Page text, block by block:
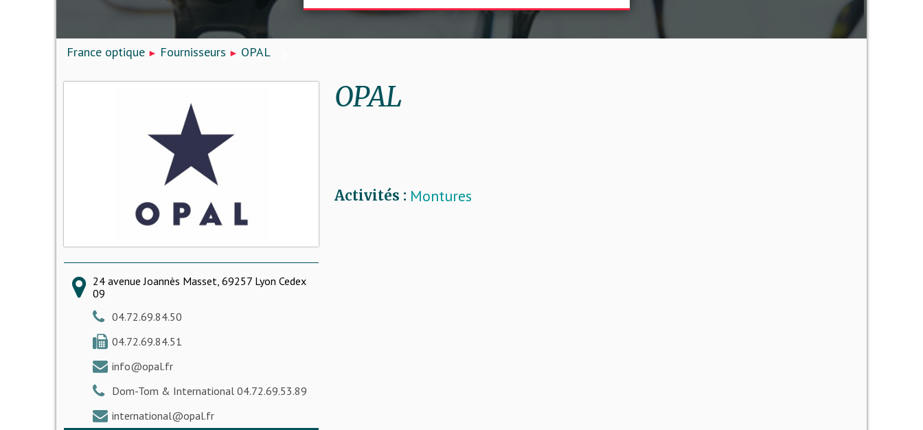
France optique Fournisseurs OPAL
24 avenue Joannès Masset, 69257 Lyon Cedex
09
04.72.69.84.50
04.72.69.84.51
info@opal.fr
Dom-Tom & International 04.72.69.53.89
international@opal.fr
OPAL
Activités : Montures